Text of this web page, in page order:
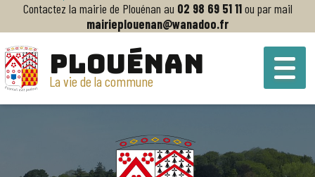
La mairie de Plouénan vous accueille du lundi au vendredi de 8h30 à 12h
et de 13h30 à 17h
PLOUÉNAN
La vie de la commune